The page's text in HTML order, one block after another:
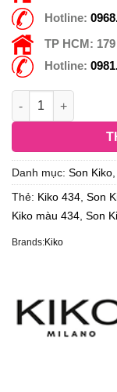
Hotline:
TP HCM:
Hotline:
Danh mục: Son Kiko
Thẻ: Kiko 434 Son
Kiko màu 434 Son
Brands:Kiko